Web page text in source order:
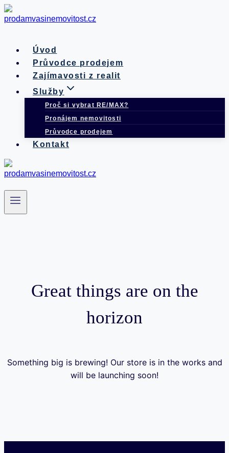
Přeskočit
na
Úvod
Průvodce prodejem
Zajímavosti z realit
Služby
Proč si vybrat RE/MAX?
Pronájem nemovitosti
Průvodce prodejem
Kontakt
Great things are on the
horizon
Something big is brewing! Our store is in the works and
will be launching soon!